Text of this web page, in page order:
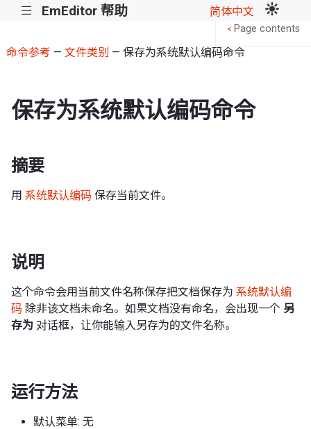
||| EmEditor 帮助 简体中文
命令参考 — 文件类别 — 保存为系统默认编码命令
保存为系统默认编码命令
摘要
用 系统默认编码 保存当前文件。
说明
这个命令会用当前文件名称保存把文档保存为 系统默认编
码 除非该文档未命名。如果文档没有命名，会出现一个 另
存为 对话框，让你能输入另存为的文件名称。
运行方法
默认菜单: 无
< Page contents